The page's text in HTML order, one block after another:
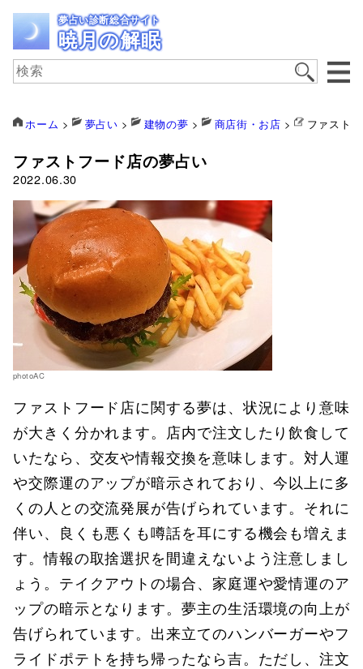
夢占い診断総合サイト
暁月の解眠
ホーム > 夢占い > 建物の夢 > 商店街・お店 > ファスト
ファストフード店の夢占い
2022.06.30
photoAC
ファストフード店に関する夢は、状況により意味
が大きく分かれます。店内で注文したり飲食して
いたなら、交友や情報交換を意味します。対人運
や交際運のアップが暗示されており、今以上に多
くの人との交流発展が告げられています。それに
伴い、良くも悪くも噂話を耳にする機会も増えま
す。情報の取捨選択を間違えないよう注意しまし
ょう。テイクアウトの場合、家庭運や愛情運のア
ップの暗示となります。夢主の生活環境の向上が
告げられています。出来立てのハンバーガーやフ
ライドポテトを持ち帰ったなら吉。ただし、注文